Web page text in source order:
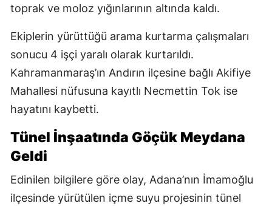
toprak ve moloz yığınlarının altında kaldı.
Ekiplerin yürüttüğü arama kurtarma çalışmaları
sonucu 4 işçi yaralı olarak kurtarıldı.
Kahramanmaraş’ın Andırın ilçesine bağlı Akifiye
Mahallesi nüfusuna kayıtlı Necmettin Tok ise
hayatını kaybetti.
Tünel İnşaatında Göçük Meydana
Geldi
Edinilen bilgilere göre olay, Adana’nın İmamoğlu
ilçesinde yürütülen içme suyu projesinin tünel